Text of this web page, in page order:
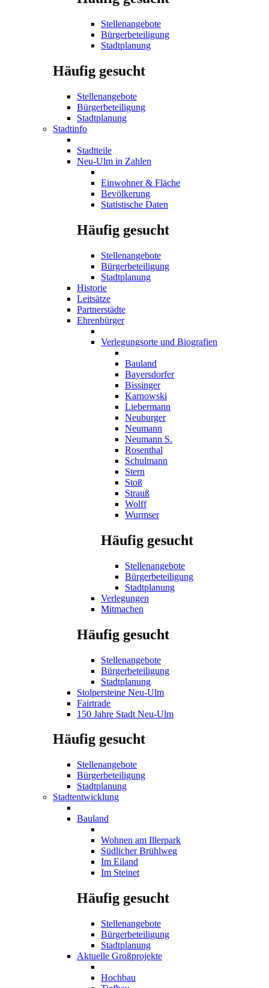
Stellenangebote
Bürgerbeteiligung
Stadtplanung
Häufig gesucht
Stellenangebote
Bürgerbeteiligung
Stadtplanung
Stadtinfo
Stadtteile
Neu-Ulm in Zahlen
Einwohner & Fläche
Bevölkerung
Statistische Daten
Häufig gesucht
Stellenangebote
Bürgerbeteiligung
Stadtplanung
Historie
Leitsätze
Partnerstädte
Ehrenbürger
Verlegungsorte und Biografien
Bauland
Bayersdorfer
Bissinger
Karnowski
Liebermann
Neuburger
Neumann
Neumann S.
Rosenthal
Schulmann
Stern
Stoß
Strauß
Wolff
Wurmser
Häufig gesucht
Stellenangebote
Bürgerbeteiligung
Stadtplanung
Verlegungen
Mitmachen
Häufig gesucht
Stellenangebote
Bürgerbeteiligung
Stadtplanung
Stolpersteine Neu-Ulm
Fairtrade
150 Jahre Stadt Neu-Ulm
Häufig gesucht
Stellenangebote
Bürgerbeteiligung
Stadtplanung
Stadtentwicklung
Bauland
Wohnen am Illerpark
Südlicher Brühlweg
Im Eiland
Im Steinet
Häufig gesucht
Stellenangebote
Bürgerbeteiligung
Stadtplanung
Aktuelle Großprojekte
Hochbau